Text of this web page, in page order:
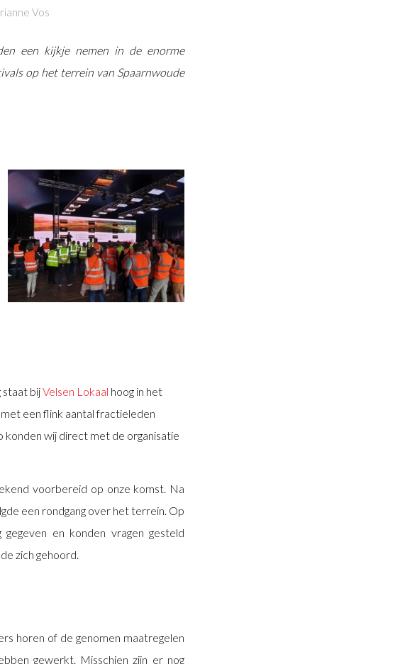
Vos
een kijkje nemen in de enorme
op het terrein van Spaarnwoude
staat bijVelsen Lokaal hoog in het
een flink aantal fractieleden
konden wij direct met de organisatie
voorbereid op onze komst. Na
een rondgang over het terrein. Op
en konden vragen gesteld
zich gehoord.
horen of de genomen maatregelen
gewerkt. Misschien zijn er nog